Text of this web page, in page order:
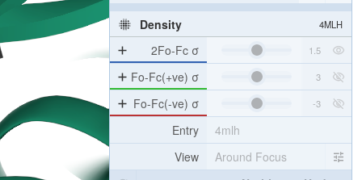
[Focus] Surroundings (5 Å)
2 reprs
Unit Cell P 65 2 2
Density 4MLH
2Fo-Fc σ
Fo-Fc(+ve) σ
Fo-Fc(-ve) σ